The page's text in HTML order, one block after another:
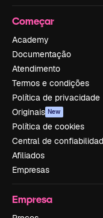
Começar
Academy
Documentação
Atendimento
Termos e condições
Política de privacidade
Originais New
Política de cookies
Central de
Afiliados
Empresas
Empresa